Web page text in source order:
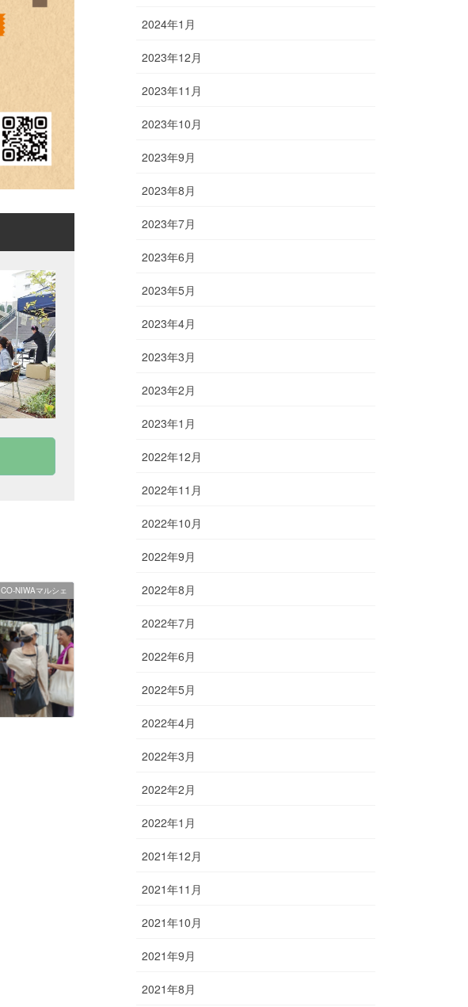
CO-NIWAマルシェ
2024年1月
2023年12月
2023年11月
2023年10月
2023年9月
2023年8月
2023年7月
2023年6月
2023年5月
2023年4月
2023年3月
2023年2月
2023年1月
2022年12月
2022年11月
2022年10月
2022年9月
2022年8月
2022年7月
2022年6月
2022年5月
2022年4月
2022年3月
2022年2月
2022年1月
2021年12月
2021年11月
2021年10月
2021年9月
2021年8月